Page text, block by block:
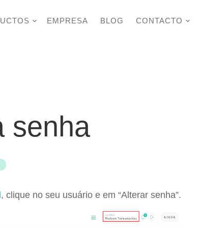
EMPRESA BLOG CONTACTO
senha
, clique no seu usuário e em “Alterar senha”.